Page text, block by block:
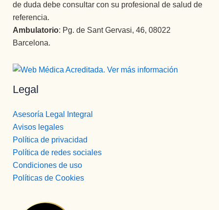
de duda debe consultar con su profesional de salud de
referencia.
Ambulatorio: Pg. de Sant Gervasi, 46, 08022
Barcelona.
Legal
Asesoría Legal Integral
Avisos legales
Política de privacidad
Política de redes sociales
Condiciones de uso
Políticas de Cookies